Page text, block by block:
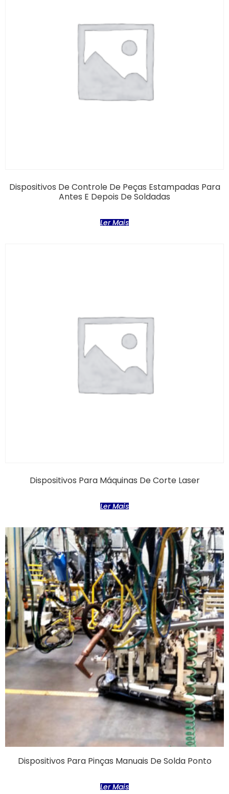
Dispositivos De Controle De Peças Estampadas Para
Antes E Depois De Soldadas
Ler Mais
Dispositivos Para Máquinas De Corte Laser
Ler Mais
Dispositivos Para Pinças Manuais De Solda Ponto
Ler Mais